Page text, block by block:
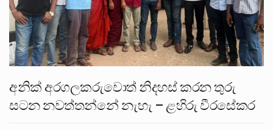
අනික් අරගලකරුවොත් නිදහස් කරන තුරු
සටන නවත්තන්නේ නැහැ – ළහිරු වීරසේකර